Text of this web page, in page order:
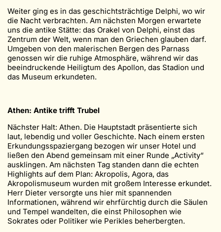
Weiter ging es in das geschichtsträchtige Delphi, wo wir
die Nacht verbrachten. Am nächsten Morgen erwartete
uns die antike Stätte: das Orakel von Delphi, einst das
Zentrum der Welt, wenn man den Griechen glauben darf.
Umgeben von den malerischen Bergen des Parnass
genossen wir die ruhige Atmosphäre, während wir das
beeindruckende Heiligtum des Apollon, das Stadion und
das Museum erkundeten.
Athen: Antike trifft Trubel
Nächster Halt: Athen. Die Hauptstadt präsentierte sich
laut, lebendig und voller Geschichte. Nach einem ersten
Erkundungsspaziergang bezogen wir unser Hotel und
ließen den Abend gemeinsam mit einer Runde „Activity“
ausklingen. Am nächsten Tag standen dann die echten
Highlights auf dem Plan: Akropolis, Agora, das
Akropolismuseum wurden mit großem Interesse erkundet.
Herr Dieter versorgte uns hier mit spannenden
Informationen, während wir ehrfürchtig durch die Säulen
und Tempel wandelten, die einst Philosophen wie
Sokrates oder Politiker wie Perikles beherbergten.